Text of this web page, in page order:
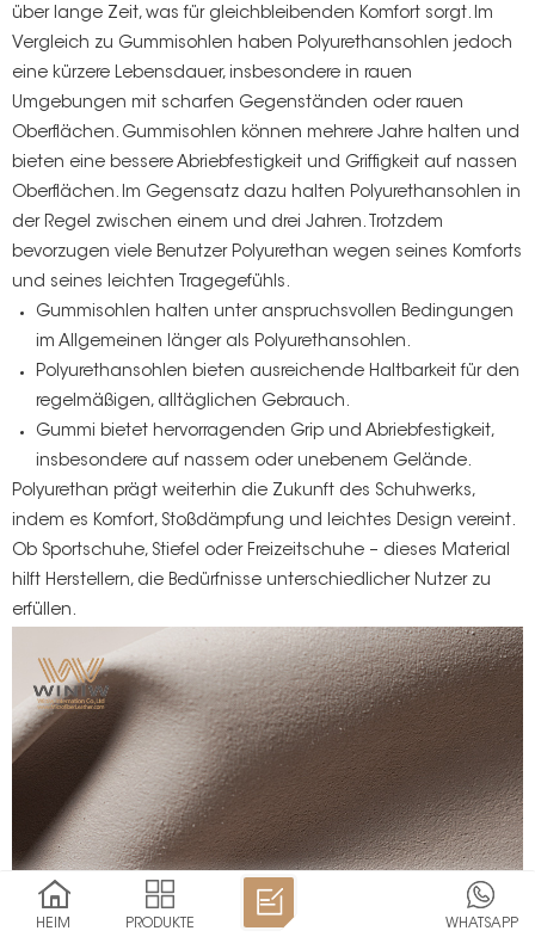
über lange Zeit, was für gleichbleibenden Komfort sorgt. Im
Vergleich zu Gummisohlen haben Polyurethansohlen jedoch
eine kürzere Lebensdauer, insbesondere in rauen
Umgebungen mit scharfen Gegenständen oder rauen
Oberflächen. Gummisohlen können mehrere Jahre halten und
bieten eine bessere Abriebfestigkeit und Griffigkeit auf nassen
Oberflächen. Im Gegensatz dazu halten Polyurethansohlen in
der Regel zwischen einem und drei Jahren. Trotzdem
bevorzugen viele Benutzer Polyurethan wegen seines Komforts
und seines leichten Tragegefühls.
Gummisohlen halten unter anspruchsvollen Bedingungen
im Allgemeinen länger als Polyurethansohlen.
Polyurethansohlen bieten ausreichende Haltbarkeit für den
regelmäßigen, alltäglichen Gebrauch.
Gummi bietet hervorragenden Grip und Abriebfestigkeit,
insbesondere auf nassem oder unebenem Gelände.
Polyurethan prägt weiterhin die Zukunft des Schuhwerks,
indem es Komfort, Stoßdämpfung und leichtes Design vereint.
Ob Sportschuhe, Stiefel oder Freizeitschuhe – dieses Material
hilft Herstellern, die Bedürfnisse unterschiedlicher Nutzer zu
erfüllen.
HEIM PRODUKTE WHATSAPP